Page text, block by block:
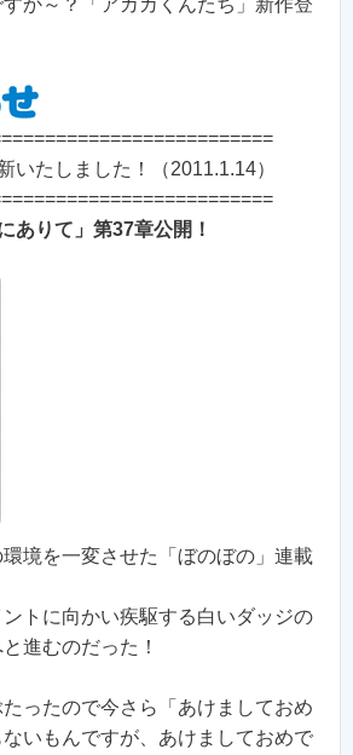
か～？「アカカくんたち」新作登
いたしました！（2011.1.14）
ありて」第37章公開！
境を一変させた「ぼのぼの」連載
トに向かい疾駆する白いダッジの
進むのだった！
ったので今さら「あけましておめ
いもんですが、あけましておめで